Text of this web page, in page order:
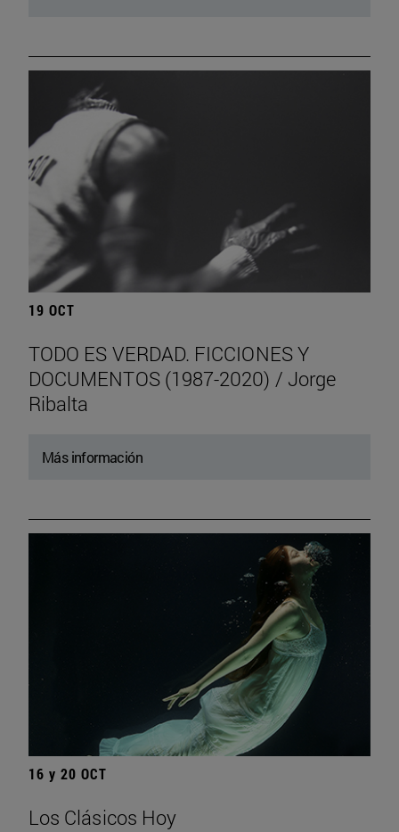
19 OCT
TODO ES VERDAD. FICCIONES Y
DOCUMENTOS (1987-2020) / Jorge
Ribalta
Más información
16 y 20 OCT
Los Clásicos Hoy